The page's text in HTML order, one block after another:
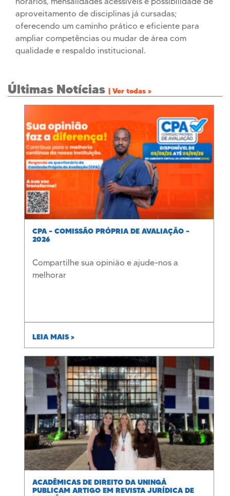
aproveitamento de disciplinas já cursadas;
oferecendo um caminho prático e eficiente para
ampliar competências ou mudar de área com
qualidade e respaldo institucional.
Últimas Notícias | Ver todas >
CPA – COMISSÃO PRÓPRIA DE AVALIAÇÃO –
2026
Compartilhe sua opinião e ajude-nos a
melhorar
LEIA MAIS >
ACADÊMICAS DE DIREITO DA UNINGÁ
PUBLICAM ARTIGO EM REVISTA JURÍDICA DE